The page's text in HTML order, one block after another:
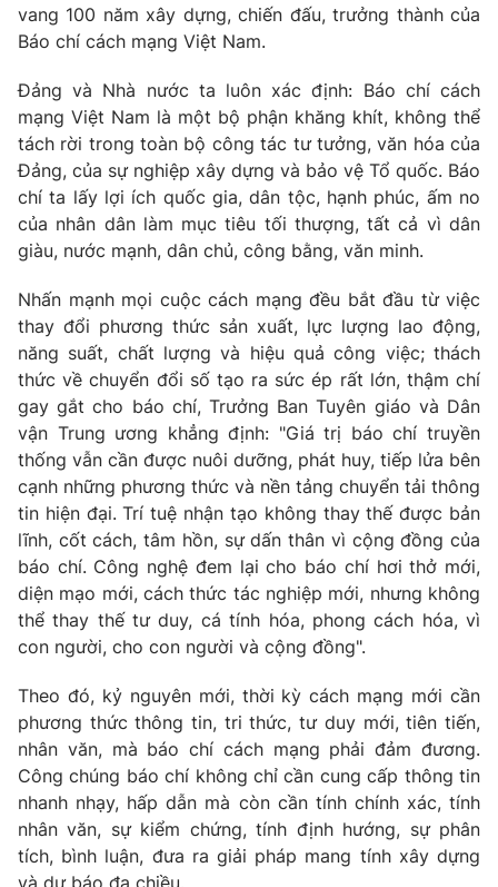
vang 100 năm xây dựng, chiến đấu, trưởng thành của
Báo chí cách mạng Việt Nam.
Đảng và Nhà nước ta luôn xác định: Báo chí cách
mạng Việt Nam là một bộ phận khăng khít, không thể
tách rời trong toàn bộ công tác tư tưởng, văn hóa của
Đảng, của sự nghiệp xây dựng và bảo vệ Tổ quốc. Báo
chí ta lấy lợi ích quốc gia, dân tộc, hạnh phúc, ấm no
của nhân dân làm mục tiêu tối thượng, tất cả vì dân
giàu, nước mạnh, dân chủ, công bằng, văn minh.
Nhấn mạnh mọi cuộc cách mạng đều bắt đầu từ việc
thay đổi phương thức sản xuất, lực lượng lao động,
năng suất, chất lượng và hiệu quả công việc; thách
thức về chuyển đổi số tạo ra sức ép rất lớn, thậm chí
gay gắt cho báo chí, Trưởng Ban Tuyên giáo và Dân
vận Trung ương khẳng định: "Giá trị báo chí truyền
thống vẫn cần được nuôi dưỡng, phát huy, tiếp lửa bên
cạnh những phương thức và nền tảng chuyển tải thông
tin hiện đại. Trí tuệ nhận tạo không thay thế được bản
lĩnh, cốt cách, tâm hồn, sự dấn thân vì cộng đồng của
báo chí. Công nghệ đem lại cho báo chí hơi thở mới,
diện mạo mới, cách thức tác nghiệp mới, nhưng không
thể thay thế tư duy, cá tính hóa, phong cách hóa, vì
con người, cho con người và cộng đồng".
Theo đó, kỷ nguyên mới, thời kỳ cách mạng mới cần
phương thức thông tin, tri thức, tư duy mới, tiên tiến,
nhân văn, mà báo chí cách mạng phải đảm đương.
Công chúng báo chí không chỉ cần cung cấp thông tin
nhanh nhạy, hấp dẫn mà còn cần tính chính xác, tính
nhân văn, sự kiểm chứng, tính định hướng, sự phân
tích, bình luận, đưa ra giải pháp mang tính xây dựng
và dự báo đa chiều.